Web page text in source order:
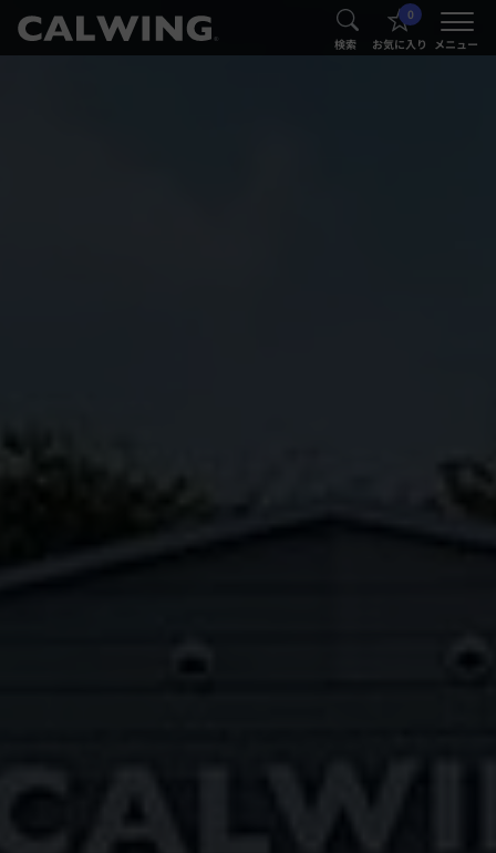
® 検索
0
お気に入り メニュー
®